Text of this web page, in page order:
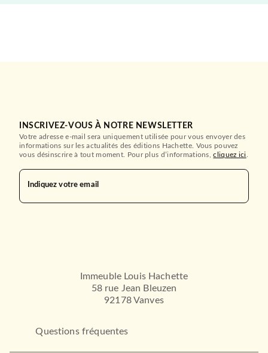
INSCRIVEZ-VOUS À NOTRE NEWSLETTER
Votre adresse e-mail sera uniquement utilisée pour vous envoyer des
informations sur les actualités des éditions Hachette. Vous pouvez
vous désinscrire à tout moment. Pour plus d’informations,cliquez ici
Indiquez votre email
Immeuble Louis Hachette
58 rue Jean Bleuzen
92178 Vanves
Questions fréquentes